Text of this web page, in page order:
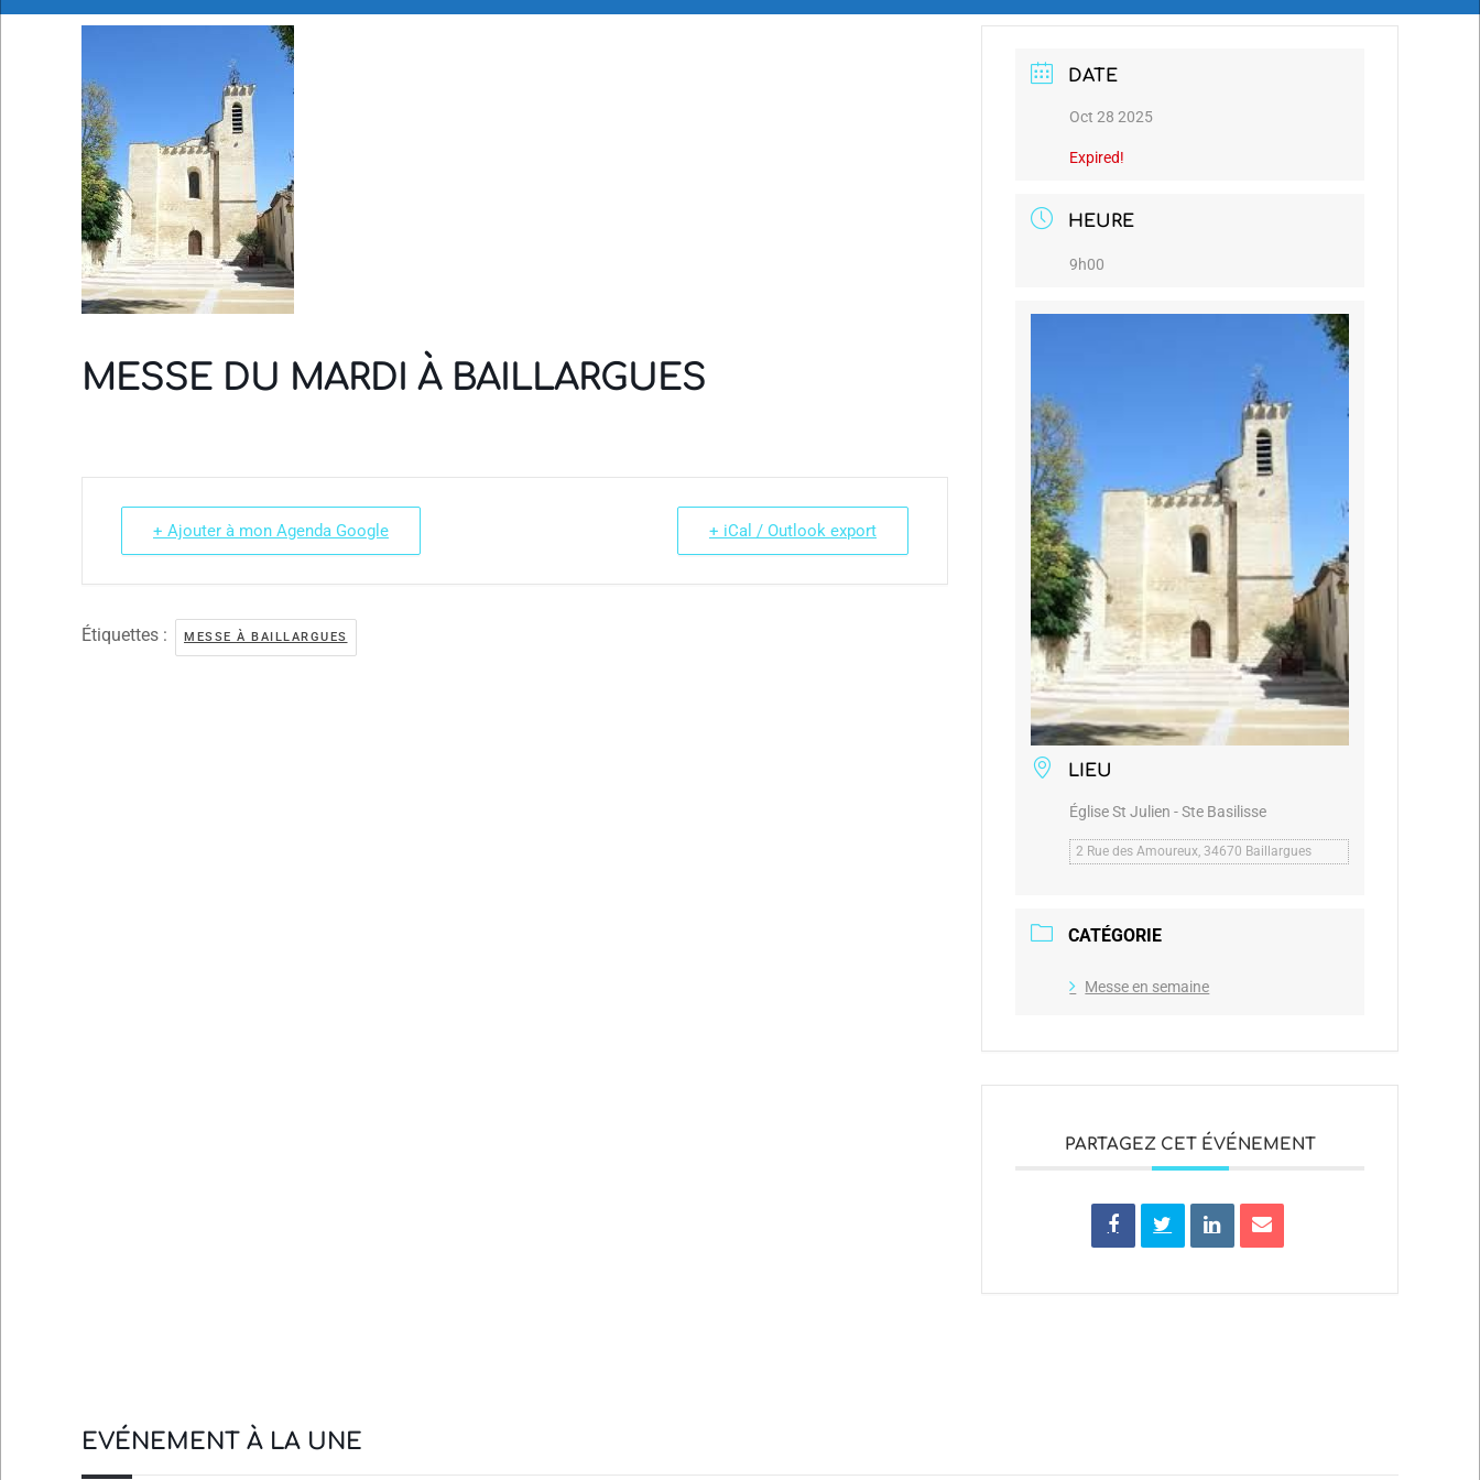
MESSE DU MARDI À BAILLARGUES
+ Ajouter à mon Agenda Google + iCal / Outlook export
Étiquettes : MESSE À BAILLARGUES
DATE
Oct 28 2025
Expired!
HEURE
9h00
LIEU
Église St Julien - Ste Basilisse
2 Rue des Amoureux, 34670 Baillargues
CATÉGORIE
Messe en semaine
PARTAGEZ CET ÉVÉNEMENT
EVÉNEMENT À LA UNE